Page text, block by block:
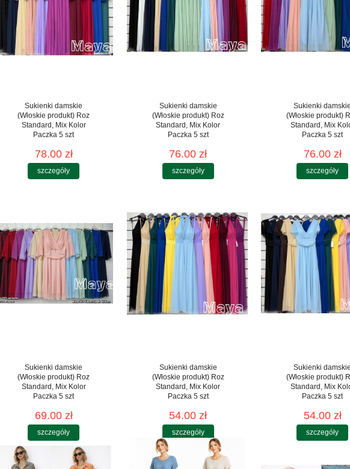
Sukienki damskie
(Włoskie produkt) Roz
Standard, Mix Kolor
Paczka 5 szt
78.00 zł
szczegóły
Sukienki damskie
(Włoskie produkt) Roz
Standard, Mix Kolor
Paczka 5 szt
76.00 zł
szczegóły
Sukienki
(Włoskie produkt)
Standard, Mix
Paczka 5 szt
76.00 zł
szczegóły
Sukienki damskie
(Włoskie produkt) Roz
Standard, Mix Kolor
Paczka 5 szt
69.00 zł
szczegóły
Sukienki damskie
(Włoskie produkt) Roz
Standard, Mix Kolor
Paczka 5 szt
54.00 zł
szczegóły
Sukienki
(Włoskie produkt)
Standard, Mix
Paczka 5 szt
54.00 zł
szczegóły